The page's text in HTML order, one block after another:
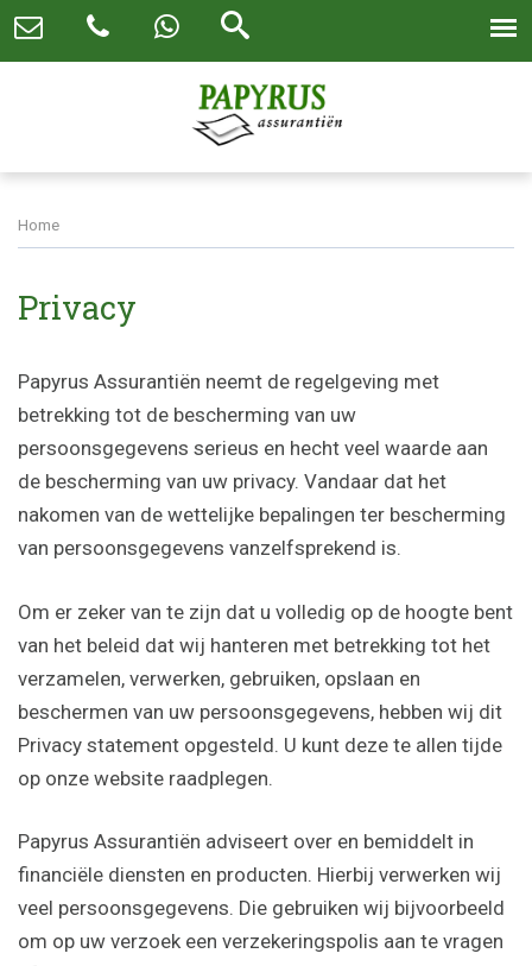
Home
Privacy
Papyrus Assurantiën neemt de regelgeving met
betrekking tot de bescherming van uw
persoonsgegevens serieus en hecht veel waarde aan
de bescherming van uw privacy. Vandaar dat het
nakomen van de wettelijke bepalingen ter bescherming
van persoonsgegevens vanzelfsprekend is.
Om er zeker van te zijn dat u volledig op de hoogte bent
van het beleid dat wij hanteren met betrekking tot het
verzamelen, verwerken, gebruiken, opslaan en
beschermen van uw persoonsgegevens, hebben wij dit
Privacy statement opgesteld. U kunt deze te allen tijde
op onze website raadplegen.
Papyrus Assurantiën adviseert over en bemiddelt in
financiële diensten en producten. Hierbij verwerken wij
veel persoonsgegevens. Die gebruiken wij bijvoorbeeld
om op uw verzoek een verzekeringspolis aan te vragen